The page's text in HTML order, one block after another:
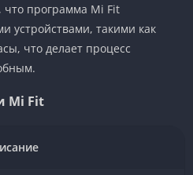
что программа Mi Fit
устройствами, такими как
что делает процесс
Mi Fit